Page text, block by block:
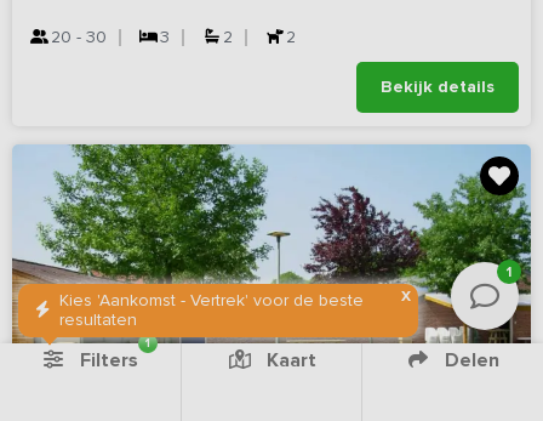
20 - 30 3 2 2
Bekijk details
X
Kies 'Aankomst - Vertrek' voor de beste
resultaten
1
Filters
1
Kaart Delen